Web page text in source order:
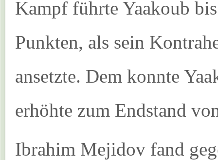
Kampf führte Yaakoub
Punkten, als sein
ansetzte. Dem konnte
erhöhte zum Endstand
Ibrahim Mejidov fand